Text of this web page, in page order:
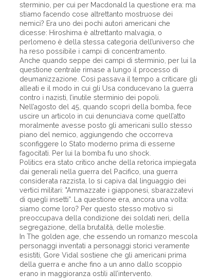
sterminio, per cui per Macdonald la questione era: ma
stiamo facendo cose altrettanto mostruose dei
nemici? Era uno dei pochi autori americani che
dicesse: Hiroshima è altrettanto malvagia, o
perlomeno è della stessa categoria dell’universo che
ha reso possibile i campi di concentramento.
Anche quando seppe dei campi di sterminio, per lui la
questione centrale rimase a lungo il processo di
deumanizzazione. Così passava il tempo a criticare gli
alleati e il modo in cui gli Usa conducevano la guerra
contro i nazisti, l’inutile sterminio dei popoli.
Nell’agosto del 45, quando scoprì della bomba, fece
uscire un articolo in cui denunciava come quell’atto
moralmente avesse posto gli americani sullo stesso
piano del nemico, aggiungendo che occorreva
sconfiggere lo Stato moderno prima di esserne
fagocitati. Per lui la bomba fu uno shock.
Politics era stato critico anche della retorica impiegata
dai generali nella guerra del Pacifico, una guerra
considerata razzista, lo si capiva dal linguaggio dei
vertici militari: "Ammazzate i giapponesi, sbarazzatevi
di quegli insetti”. La questione era, ancora una volta:
siamo come loro? Per questo stesso motivo si
preoccupava della condizione dei soldati neri, della
segregazione, della brutalità, delle molestie.
In The golden age, che essendo un romanzo mescola
personaggi inventati a personaggi storici veramente
esistiti, Gore Vidal sostiene che gli americani prima
della guerra e anche fino a un anno dallo scoppio
erano in maggioranza ostili all’intervento.